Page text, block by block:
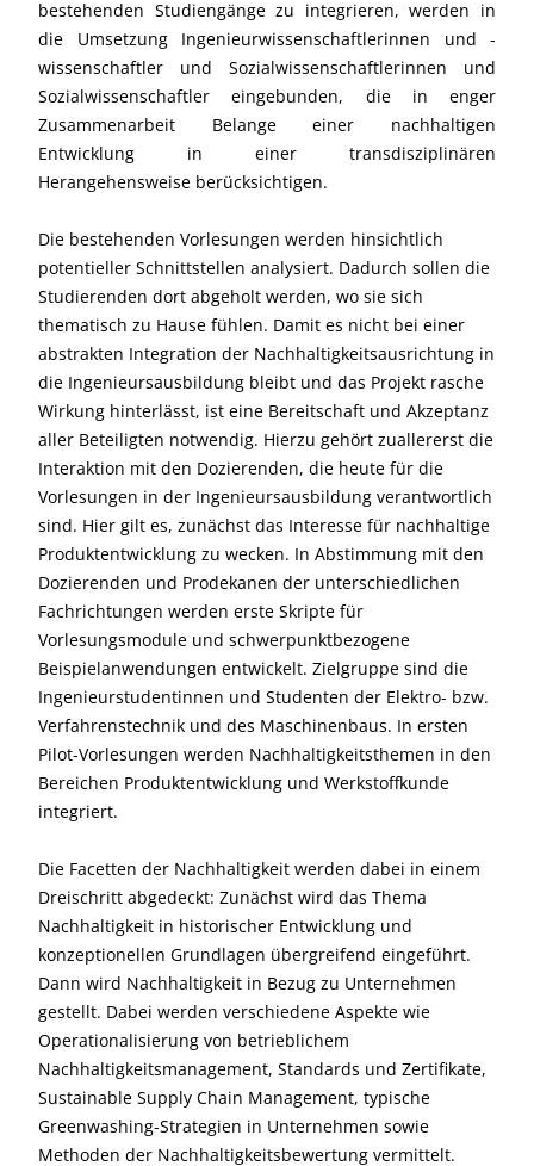
bestehenden Studiengänge zu integrieren, werden in
die Umsetzung Ingenieurwissenschaftlerinnen und -
wissenschaftler und Sozialwissenschaftlerinnen und
Sozialwissenschaftler eingebunden, die in enger
Zusammenarbeit Belange einer nachhaltigen
Entwicklung in einer transdisziplinären
Herangehensweise berücksichtigen.
Die bestehenden Vorlesungen werden hinsichtlich
potentieller Schnittstellen analysiert. Dadurch sollen die
Studierenden dort abgeholt werden, wo sie sich
thematisch zu Hause fühlen. Damit es nicht bei einer
abstrakten Integration der Nachhaltigkeitsausrichtung in
die Ingenieursausbildung bleibt und das Projekt rasche
Wirkung hinterlässt, ist eine Bereitschaft und Akzeptanz
aller Beteiligten notwendig. Hierzu gehört zuallererst die
Interaktion mit den Dozierenden, die heute für die
Vorlesungen in der Ingenieursausbildung verantwortlich
sind. Hier gilt es, zunächst das Interesse für nachhaltige
Produktentwicklung zu wecken. In Abstimmung mit den
Dozierenden und Prodekanen der unterschiedlichen
Fachrichtungen werden erste Skripte für
Vorlesungsmodule und schwerpunktbezogene
Beispielanwendungen entwickelt. Zielgruppe sind die
Ingenieurstudentinnen und Studenten der Elektro- bzw.
Verfahrenstechnik und des Maschinenbaus. In ersten
Pilot-Vorlesungen werden Nachhaltigkeitsthemen in den
Bereichen Produktentwicklung und Werkstoffkunde
integriert.
Die Facetten der Nachhaltigkeit werden dabei in einem
Dreischritt abgedeckt: Zunächst wird das Thema
Nachhaltigkeit in historischer Entwicklung und
konzeptionellen Grundlagen übergreifend eingeführt.
Dann wird Nachhaltigkeit in Bezug zu Unternehmen
gestellt. Dabei werden verschiedene Aspekte wie
Operationalisierung von betrieblichem
Nachhaltigkeitsmanagement, Standards und Zertifikate,
Sustainable Supply Chain Management, typische
Greenwashing-Strategien in Unternehmen sowie
Methoden der Nachhaltigkeitsbewertung vermittelt.